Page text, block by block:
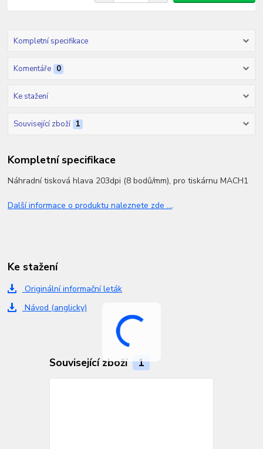
Kompletní specifikace
Komentáře 0
Ke stažení
Související zboží 1
Kompletní specifikace
Náhradní tisková hlava 203dpi (8 bodů/mm), pro tiskárnu MACH1
Další informace o produktu naleznete zde ....
Ke stažení
Originální informační leták
Návod (anglicky)
Související zboží 1